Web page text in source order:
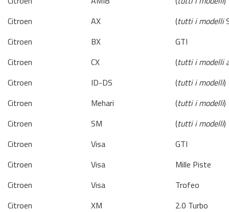
Citroen
AX (tutti i modelli
Citroen
BX
GTI
Citroen
CX (tutti i modelli
Citroen
ID-DS (tutti i modelli)
Citroen
Mehari (tutti i modelli)
Citroen
SM (tutti i modelli)
Citroen
Visa
GTI
Citroen
Visa
Mille Piste
Citroen
Visa
Trofeo
Citroen
XM
2.0 Turbo